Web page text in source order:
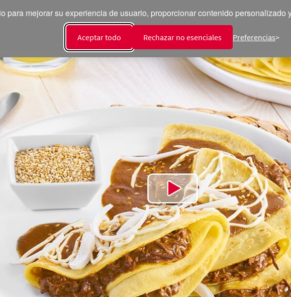
para mejorar su experiencia de usuario, proporcionar contenido personalizado
Aceptar todo Rechazar no esenciales Preferencias
Recetas Productos Talento Sala de Prensa